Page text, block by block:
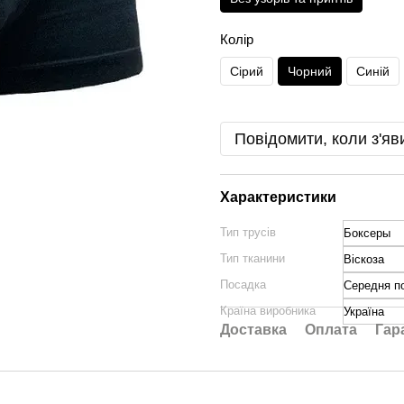
Колір
Сірий Чорний Синій
Повідомити, коли
Характеристики
Тип трусів
Боксеры
Тип тканини
Віскоза
Посадка
Середня
Країна виробника
Україна
Доставка Оплата